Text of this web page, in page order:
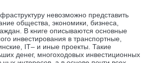
невозможно представить
общества, экономики, бизнеса,
В книге описываются основные
инвестирования в транспортные,
IT– и иные проекты. Такие
денег, многоходовых инвестиционных